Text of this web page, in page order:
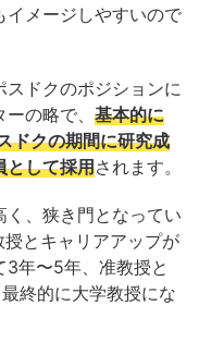
イメージしやすいので
ドクのポジションに
の略で、 基本的に
ドクの期間に研究成
として採用されます。
、狭き門となってい
とキャリアアップが
年〜5年、准教授と
終的に大学教授にな